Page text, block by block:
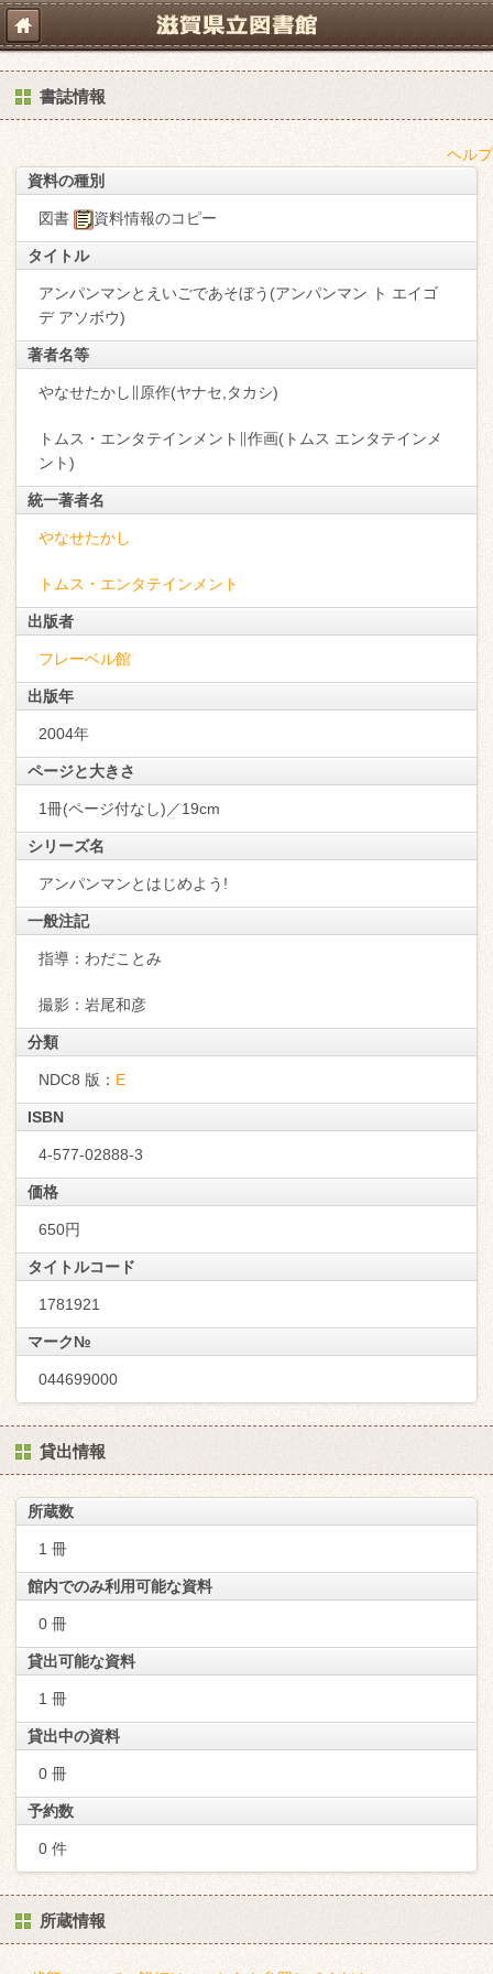
書誌情報
ヘルプ
資料の種別
図書 資料情報のコピー
タイトル
アンパンマンとえいごであそぼう(アンパンマン ト エイゴ
デ アソボウ)
著者名等
やなせたかし∥原作(ヤナセ,タカシ)
トムス・エンタテインメント∥作画(トムス エンタテインメ
ント)
統一著者名
やなせたかし
トムス・エンタテインメント
出版者
フレーベル館
出版年
2004年
ページと大きさ
1冊(ページ付なし)／19cm
シリーズ名
アンパンマンとはじめよう!
一般注記
指導：わだことみ
撮影：岩尾和彦
分類
NDC8 版： E
ISBN
4-577-02888-3
価格
650円
タイトルコード
1781921
マーク№
044699000
貸出情報
所蔵数
1 冊
館内でのみ利用可能な資料
0 冊
貸出可能な資料
1 冊
貸出中の資料
0 冊
予約数
0 件
所蔵情報